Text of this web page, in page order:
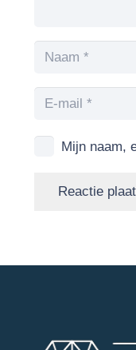
Mijn naam,
Reactie